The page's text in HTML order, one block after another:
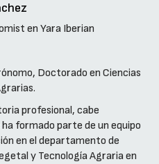
en Yara Iberian
Doctorado en Ciencias
profesional, cabe
formado parte de un equipo
en el departamento de
y Tecnología Agraria en